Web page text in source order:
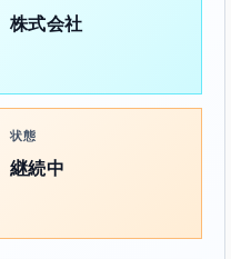
株式会社
状態
継続中